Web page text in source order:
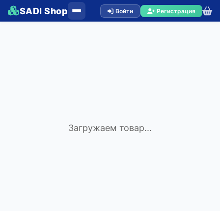
SADI Shop Войти Регистрация
Загружаем товар...